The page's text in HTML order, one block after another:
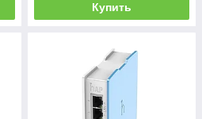
Купить